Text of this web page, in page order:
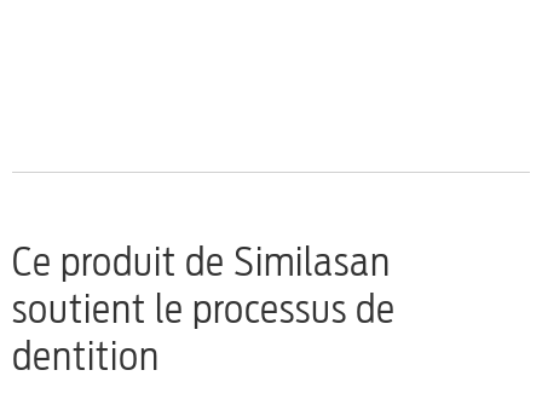
Ce produit de Similasan
soutient le processus de
dentition